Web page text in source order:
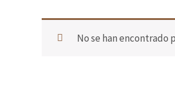
No se han encontrado